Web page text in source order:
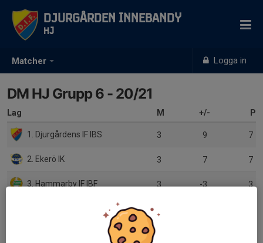
Matcher Logga in
Djurgården Innebandy
HJ
DM HJ Grupp 6 - 20/21
Lag M +/- P
1. Djurgårdens IF IBS 3 9 7
2. Ekerö IK 3 7 7
3. Hammarby IF IBF 3 -3 3